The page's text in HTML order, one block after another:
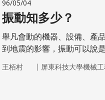
96/05/04
振動知多少？
舉凡會動的機器、設備、產
到地震的影響，振動可以說是
王栢村 ｜ 屏東科技大學機械